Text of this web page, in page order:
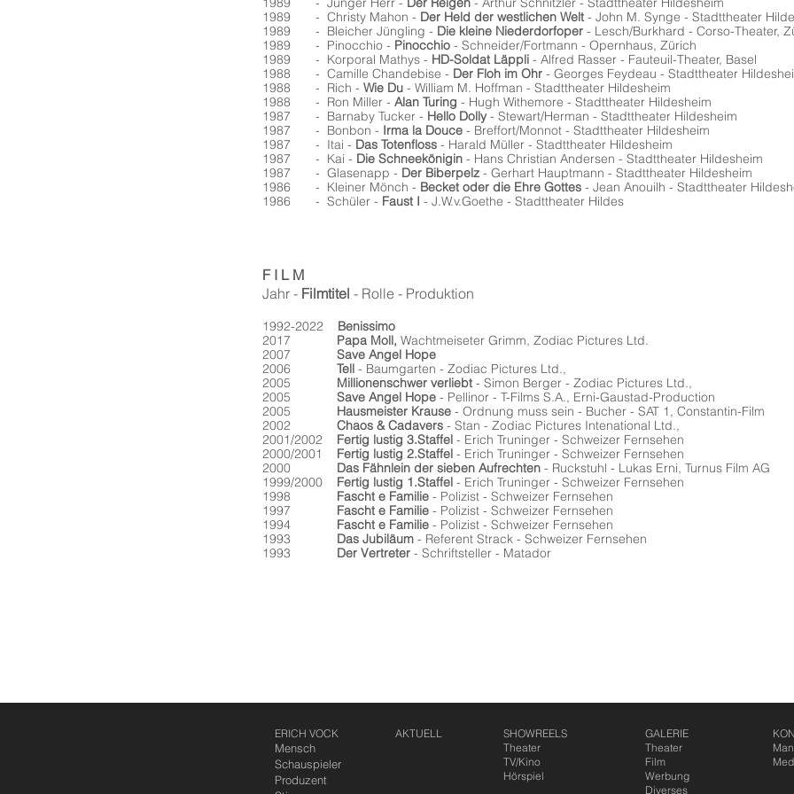
1989 - Christy Mahon - Der Held der westlichen Welt - John M. Synge - Stadttheater
1989 - Bleicher Jüngling - Die kleine Niederdorfoper - Lesch/Burkhard - Corso-Theater,
1989 - Pinocchio - Pinocchio - Schneider/Fortmann - Opernhaus, Zürich
1989 - Korporal Mathys - HD-Soldat Läppli - Alfred Rasser - Fauteuil-Theater, Basel
1988 - Camille Chandebise - Der Floh im Ohr - Georges Feydeau - Stadttheater
1988 - Rich - Wie Du - William M. Hoffman - Stadttheater Hildesheim
1988 - Ron Miller - Alan Turing - Hugh Withemore - Stadttheater Hildesheim
1987 - Barnaby Tucker - Hello Dolly- Stewart/Herman - Stadttheater Hildesheim
1987 - Bonbon - Irma la Douce - Breffort/Monnot - Stadttheater Hildesheim
1987 - Itai - Das Totenfloss - Harald Müller - Stadttheater Hildesheim
1987 - Kai - Die Schneekönigin - Hans Christian Andersen - Stadttheater Hildesheim
1987 - Glasenapp - Der Biberpelz - Gerhart Hauptmann - Stadttheater Hildesheim
1986 - Kleiner Mönch - Becket oder die Ehre Gottes - Jean Anouilh - Stadttheater
1986 - Schüler - Faust I - J.W.v.Goethe - Stadttheater Hildes
F I L M
Jahr - Filmtitel - Rolle - Produktion
1992-2022 Benissimo
2017
Papa Moll, Wachtmeiseter Grimm, Zodiac Pictures Ltd.
2007
Save Angel Hope
2006 Tell - Baumgarten - Zodiac Pictures Ltd.,
2005 Millionenschwer verliebt - Simon Berger - Zodiac Pictures Ltd.,
2005 Save Angel Hope - Pellinor - T-Films S.A., Erni-Gaustad-Production
2005 Hausmeister Krause - Ordnung muss sein - Bucher - SAT 1, Constantin-Film
2002 Chaos & Cadavers - Stan - Zodiac Pictures Intenational Ltd.,
2001/2002 Fertig lustig 3.Staffel - Erich Truninger - Schweizer Fernsehen
2000/2001
Fertig lustig 2.Staffel - Erich Truninger - Schweizer Fernsehen
2000 Das Fähnlein der sieben Aufrechten - Ruckstuhl - Lukas Erni, Turnus Film AG
1999/2000 Fertig lustig 1.Staffel - Erich Truninger - Schweizer Fernsehen
1998
Fascht e Familie - Polizist - Schweizer Fernsehen
1997 Fascht e Familie - Polizist - Schweizer Fernsehen
1994
Fascht e Familie - Polizist - Schweizer Fernsehen
1993 Das Jubiläum - Referent Strack - Schweizer Fernsehen
1993 Der Vertreter - Schriftsteller - Matador
ERICH VOCK
Mensch
Schauspieler
Produzent
AKTUELL
SHOWREELS
Theater
TV/Kino
Hörspiel
GALERIE
Theater
Film
Werbung
Diverses